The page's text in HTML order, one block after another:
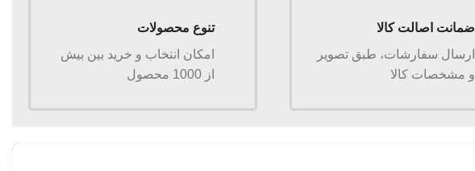
ضمانت اصالت کالا
ارسال سفارشات، طبق تصویر
و مشخصات کالا
تنوع محصولات
امکان انتخاب و خرید بین بیش
از 1000 محصول